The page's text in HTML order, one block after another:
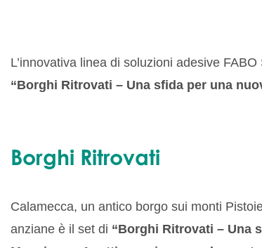
L’innovativa linea di soluzioni adesive
“Borghi Ritrovati – Una sfida per una
Borghi Ritrovati
Calamecca, un antico borgo sui monti
anziane è il set di “Borghi Ritrovati – Una